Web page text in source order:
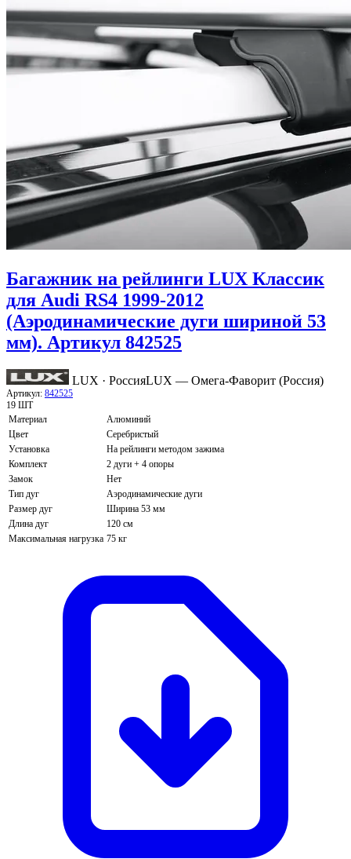
Багажник на рейлинги LUX Классик
для Audi RS4 1999-2012
(Аэродинамические дуги шириной 53
мм). Артикул 842525
LUX · РоссияLUX — Омега-Фаворит (Россия)
Артикул: 842525
19 ШТ
Материал
Алюминий
Цвет
Серебристый
Установка
На рейлинги методом зажима
Комплект
2 дуги + 4 опоры
Замок
Нет
Тип дуг
Аэродинамические дуги
Размер дуг
Ширина 53 мм
Длина дуг
120 см
Максимальная нагрузка 75 кг